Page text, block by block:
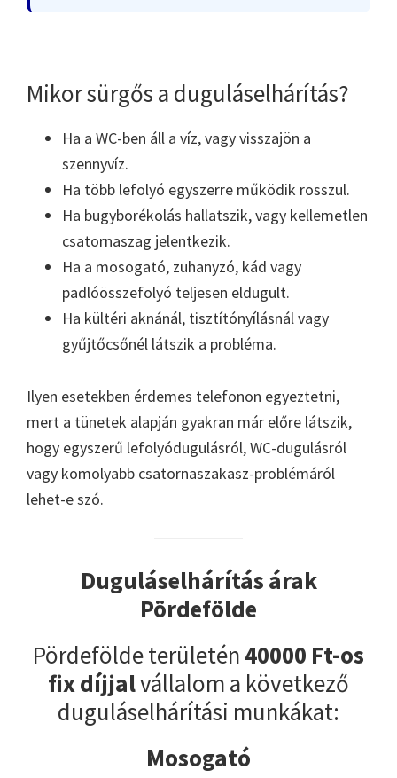
Mikor sürgős a duguláselhárítás?
Ha a WC-ben áll a víz, vagy visszajön a
szennyvíz.
Ha több lefolyó egyszerre működik rosszul.
Ha bugyborékolás hallatszik, vagy kellemetlen
csatornaszag jelentkezik.
Ha a mosogató, zuhanyzó, kád vagy
padlóösszefolyó teljesen eldugult.
Ha kültéri aknánál, tisztítónyílásnál vagy
gyűjtőcsőnél látszik a probléma.
Ilyen esetekben érdemes telefonon egyeztetni,
mert a tünetek alapján gyakran már előre látszik,
hogy egyszerű lefolyódugulásról, WC-dugulásról
vagy komolyabb csatornaszakasz-problémáról
lehet-e szó.
Duguláselhárítás árak
Pördefölde
Pördefölde területén 40000 Ft-os
fix díjjalvállalom a következő
duguláselhárítási munkákat:
Mosogató